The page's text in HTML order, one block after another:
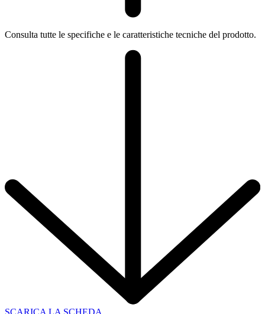
Consulta tutte le specifiche e le caratteristiche tecniche del prodotto.